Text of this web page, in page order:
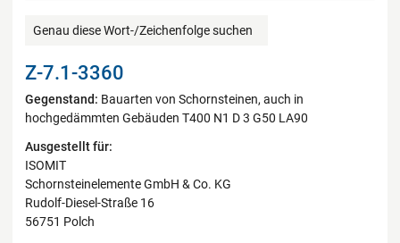
Genau diese Wort-/Zeichenfolge suchen
Z-7.1-3360
Gegenstand: Bauarten von Schornsteinen, auch in
hochgedämmten Gebäuden T400 N1 D 3 G50 LA90
Ausgestellt für:
ISOMIT
Schornsteinelemente GmbH & Co. KG
Rudolf-Diesel-Straße 16
56751 Polch